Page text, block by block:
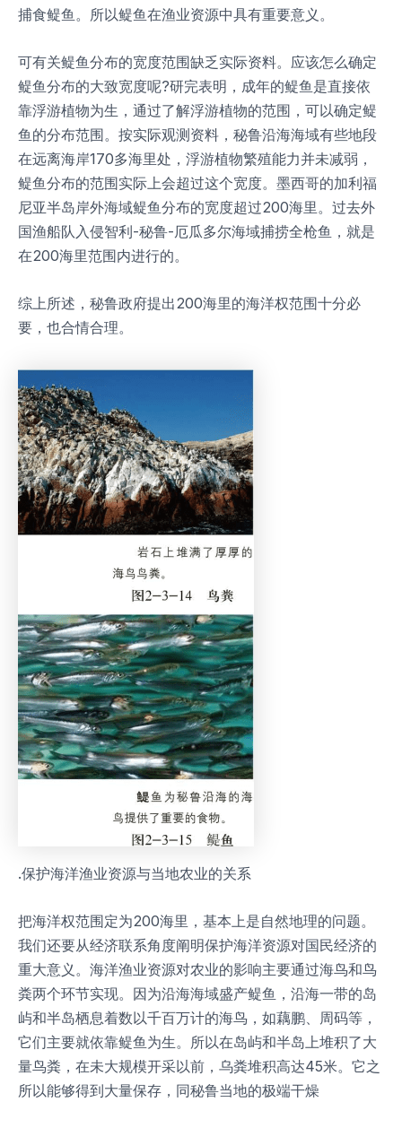
捕食鳀鱼。所以鳀鱼在渔业资源中具有重要意义。
可有关鳀鱼分布的宽度范围缺乏实际资料。应该怎么确定
鳀鱼分布的大致宽度呢?研完表明，成年的鳀鱼是直接依
靠浮游植物为生，通过了解浮游植物的范围，可以确定鳀
鱼的分布范围。按实际观测资料，秘鲁沿海海域有些地段
在远离海岸170多海里处，浮游植物繁殖能力并未减弱，
鳀鱼分布的范围实际上会超过这个宽度。墨西哥的加利福
尼亚半岛岸外海域鳀鱼分布的宽度超过200海里。过去外
国渔船队入侵智利-秘鲁-厄瓜多尔海域捕捞全枪鱼，就是
在200海里范围内进行的。
综上所述，秘鲁政府提出200海里的海洋权范围十分必
要，也合情合理。
.保护海洋渔业资源与当地农业的关系
把海洋权范围定为200海里，基本上是自然地理的问题。
我们还要从经济联系角度阐明保护海洋资源对国民经济的
重大意义。海洋渔业资源对农业的影响主要通过海鸟和鸟
粪两个环节实现。因为沿海海域盛产鳀鱼，沿海一带的岛
屿和半岛栖息着数以千百万计的海鸟，如藕鹏、周码等，
它们主要就依靠鳀鱼为生。所以在岛屿和半岛上堆积了大
量鸟粪，在未大规模开采以前，乌粪堆积高达45米。它之
所以能够得到大量保存，同秘鲁当地的极端干燥